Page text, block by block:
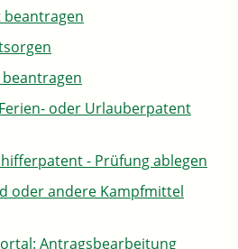
beantragen
oder Urlauberpatent
- Prüfung ablegen
oder andere Kampfmittel
Antragsbearbeitung